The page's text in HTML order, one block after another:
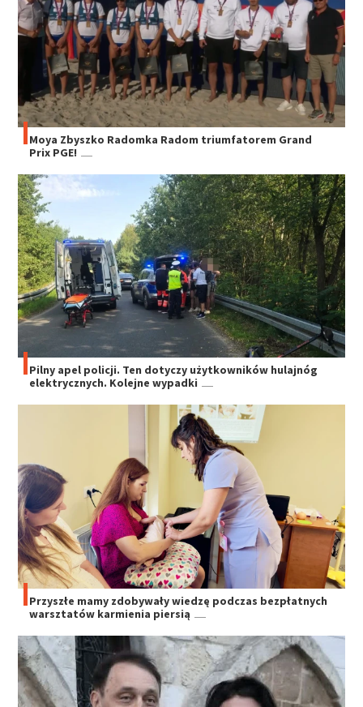
Moya Zbyszko Radomka Radom triumfatorem Grand
Prix PGE!
Pilny apel policji. Ten dotyczy użytkowników hulajnóg
elektrycznych. Kolejne wypadki
Przyszłe mamy zdobywały wiedzę podczas bezpłatnych
warsztatów karmienia piersią